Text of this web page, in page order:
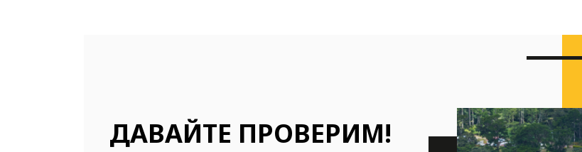
ДАВАЙТЕ ПРОВЕРИМ!